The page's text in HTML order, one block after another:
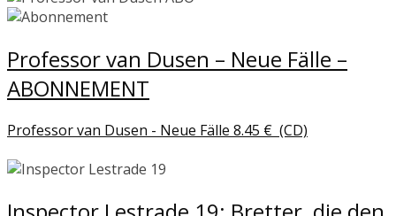
Professor van Dusen – Neue Fälle –
ABONNEMENT
Professor van Dusen - Neue Fälle 8.45 € (CD)